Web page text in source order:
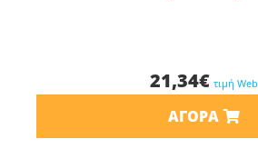
21,34€ τιμή Web
ΑΓΟΡΆ